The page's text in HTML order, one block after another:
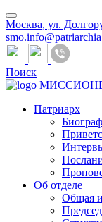
Москва, ул.
Поиск
Патриарх
Об отделе
Общая